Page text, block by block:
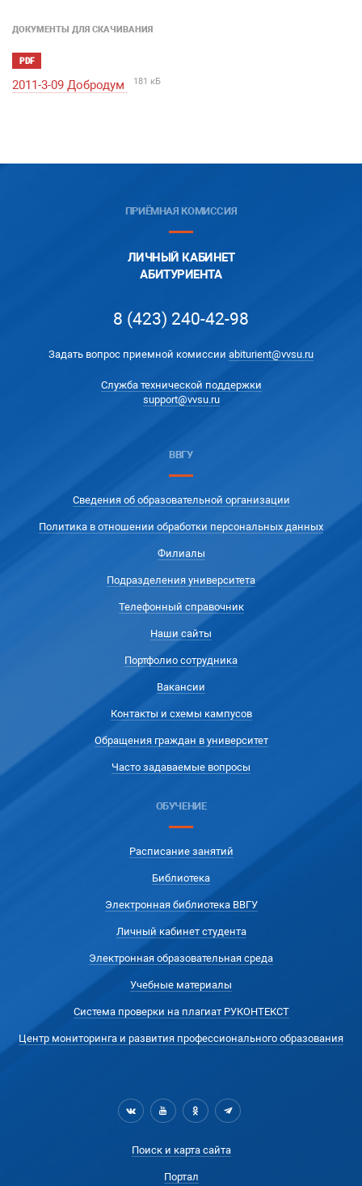
ДОКУМЕНТЫ ДЛЯ СКАЧИВАНИЯ
PDF
2011-3-09 Добродум 181 кБ
ПРИЁМНАЯ КОМИССИЯ
ЛИЧНЫЙ КАБИНЕТ
АБИТУРИЕНТА
8 (423) 240-42-98
Задать вопрос приемной комиссии abiturient@vvsu.ru
Служба технической поддержки
support@vvsu.ru
ВВГУ
Сведения об образовательной организации
Политика в отношении обработки персональных данных
Филиалы
Подразделения университета
Телефонный справочник
Наши сайты
Портфолио сотрудника
Вакансии
Контакты и схемы кампусов
Обращения граждан в университет
Часто задаваемые вопросы
ОБУЧЕНИЕ
Расписание занятий
Библиотека
Электронная библиотека ВВГУ
Личный кабинет студента
Электронная образовательная среда
Учебные материалы
Система проверки на плагиат РУКОНТЕКСТ
Центр мониторинга и развития профессионального образования
Поиск и карта сайта
Портал